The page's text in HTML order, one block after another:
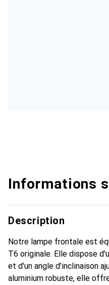
Informations
Description
Notre lampe frontale est
T6 originale. Elle dispose
et d'un angle d'inclinaison
aluminium robuste, elle